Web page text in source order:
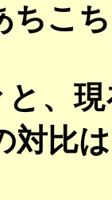
ちこ
と、
対比